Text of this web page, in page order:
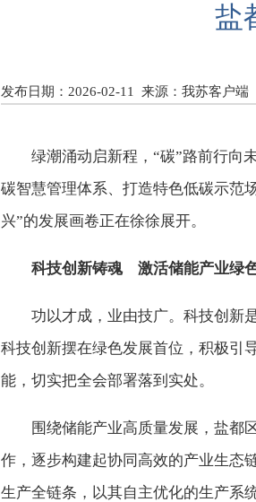
盐
发布日期：2026-02-11 来源：我苏客户端
绿潮涌动启新程，“碳”路前行向
碳智慧管理体系、打造特色低碳示范
兴”的发展画卷正在徐徐展开。
科技创新铸魂 激活储能产业绿
功以才成，业由技广。科技创新
科技创新摆在绿色发展首位，积极引
能，切实把全会部署落到实处。
围绕储能产业高质量发展，盐都
作，逐步构建起协同高效的产业生态
生产全链条，以其自主优化的生产系